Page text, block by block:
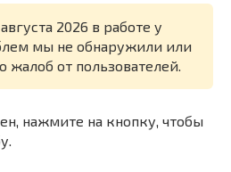
2026 в работе у
мы не обнаружили или
жалоб от пользователей.
нажмите на кнопку, чтобы